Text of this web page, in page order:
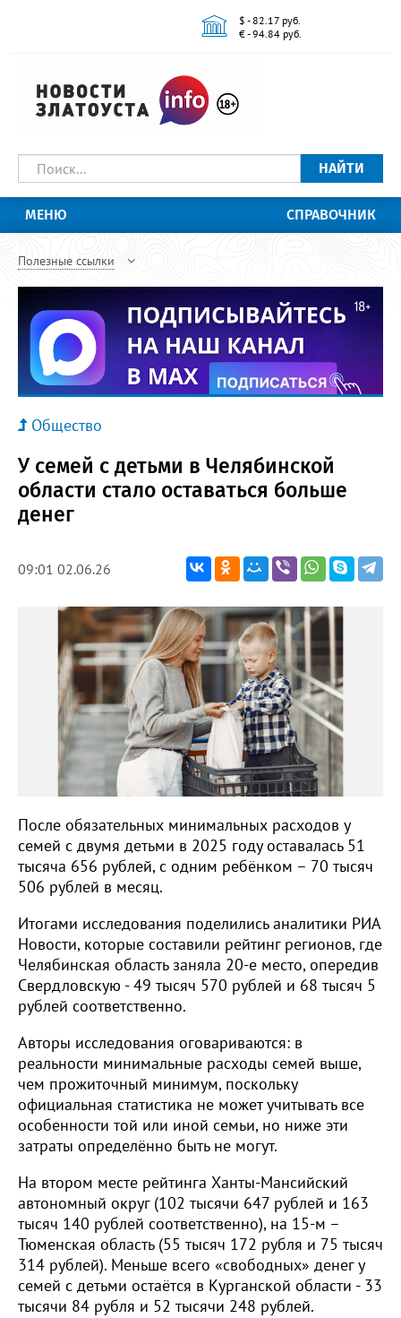
$ - 82.17 руб.
€ - 94.84 руб.
НАЙТИ
МЕНЮ СПРАВОЧНИК
Полезные ссылки
Общество
У семей с детьми в Челябинской
области стало оставаться больше
денег
09:01 02.06.26
После обязательных минимальных расходов у
семей с двумя детьми в 2025 году оставалась 51
тысяча 656 рублей, с одним ребёнком – 70 тысяч
506 рублей в месяц.
Итогами исследования поделились аналитики РИА
Новости, которые составили рейтинг регионов, где
Челябинская область заняла 20-е место, опередив
Свердловскую - 49 тысяч 570 рублей и 68 тысяч 5
рублей соответственно.
Авторы исследования оговариваются: в
реальности минимальные расходы семей выше,
чем прожиточный минимум, поскольку
официальная статистика не может учитывать все
особенности той или иной семьи, но ниже эти
затраты определённо быть не могут.
На втором месте рейтинга Ханты-Мансийский
автономный округ (102 тысячи 647 рублей и 163
тысяч 140 рублей соответственно), на 15-м –
Тюменская область (55 тысяч 172 рубля и 75 тысяч
314 рублей). Меньше всего «свободных» денег у
семей с детьми остаётся в Курганской области - 33
тысячи 84 рубля и 52 тысячи 248 рублей.